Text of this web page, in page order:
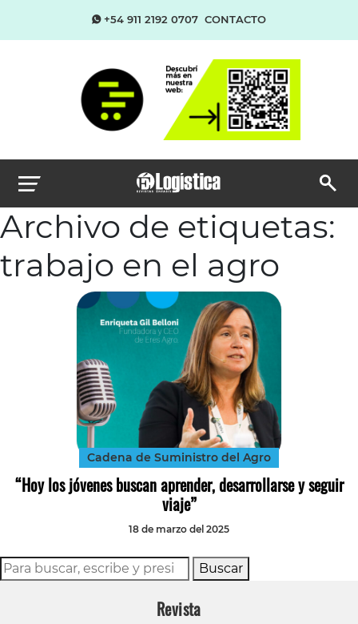
+54 911 2192 0707 CONTACTO
Archivo de etiquetas:
trabajo en el agro
Cadena de Suministro del Agro
“Hoy los jóvenes buscan aprender, desarrollarse y seguir
viaje”
18 de marzo del 2025
Buscar
Revista